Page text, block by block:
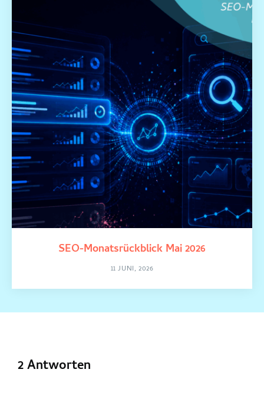
SEO-Monatsrückblick Mai 2026
11 JUNI, 2026
2 Antworten